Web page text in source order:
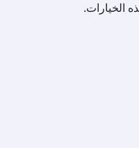
الخيارات.